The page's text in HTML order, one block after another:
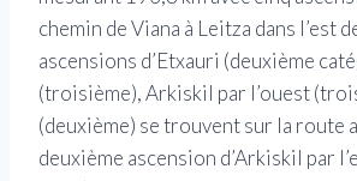
chemin de Viana à Leitza dans l’est
ascensions d’Etxauri (deuxième
(troisième), Arkiskil par l’ouest
(deuxième) se trouvent sur la route
deuxième ascension d’Arkiskil par